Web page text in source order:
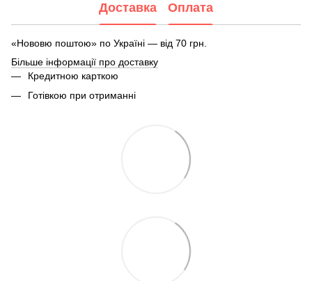
Доставка Оплата
«Нововю поштою» по Україні — від 70 грн.
Більше інформації про доставку
Кредитною карткою
Готівкою при отриманні